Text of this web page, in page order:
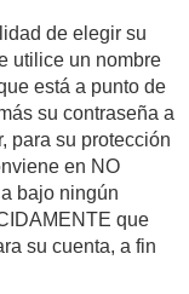
de elegir su
utilice un nombre
está a punto de
su contraseña a
para su protección
en NO
bajo ningún
que
su cuenta, a fin